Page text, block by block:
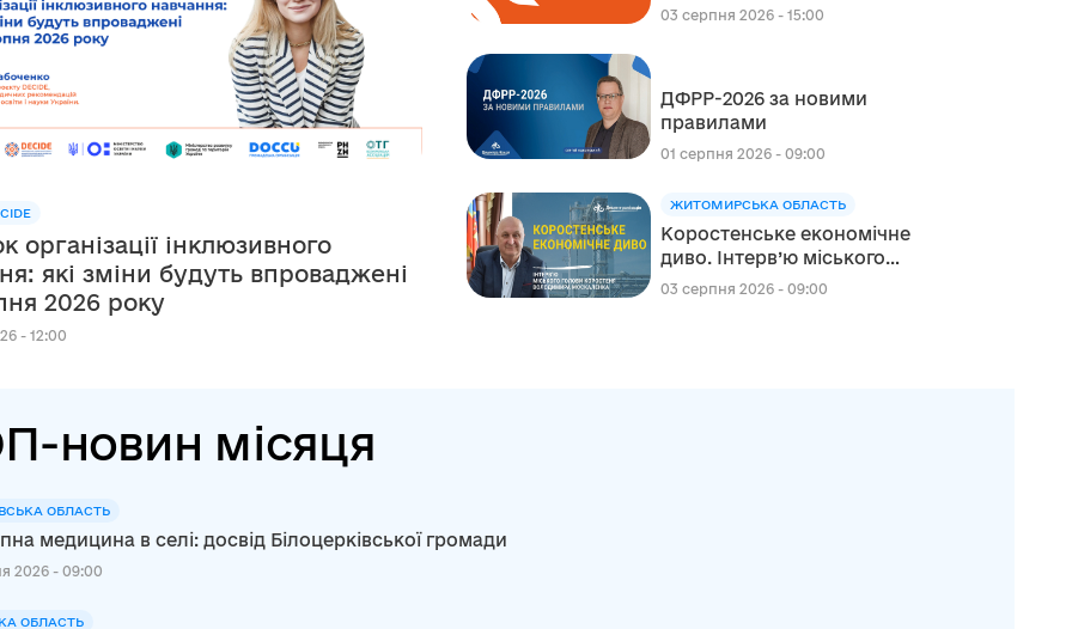
організації інклюзивного
які зміни будуть впроваджені
2026 року
- 12:00
стратегічного планування
українського Проєкту DECIDE
03 серпня 2026 - 15:00
ДФРР-2026 за новими
правилами
01 серпня 2026 - 09:00
ЖИТОМИРСЬКА ОБЛАСТЬ
Коростенське економічне
диво. Інтерв’ю міського
голови Коростеня
03 серпня 2026 - 09:00
новин місяця
ОБЛАСТЬ
медицина в селі: досвід Білоцерківської громади
2026 - 09:00
ОБЛАСТЬ